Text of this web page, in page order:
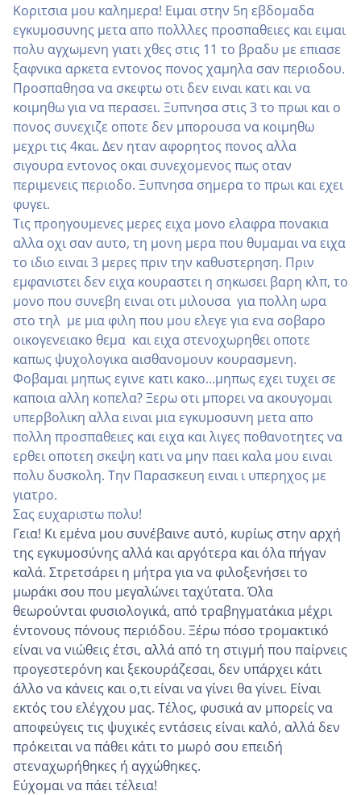
Κοριτσια μου καλημερα! Ειμαι στην 5η εβδομαδα
εγκυμοσυνης μετα απο πολλλες προσπαθειες και ειμαι
πολυ αγχωμενη γιατι χθες στις 11 το βραδυ με επιασε
ξαφνικα αρκετα εντονος πονος χαμηλα σαν περιοδου.
Προσπαθησα να σκεφτω οτι δεν ειναι κατι και να
κοιμηθω για να περασει. Ξυπνησα στις 3 το πρωι και ο
πονος συνεχιζε οποτε δεν μπορουσα να κοιμηθω
μεχρι τις 4και. Δεν ηταν αφορητος πονος αλλα
σιγουρα εντονος οκαι συνεχομενος πως οταν
περιμενεις περιοδο. Ξυπνησα σημερα το πρωι και εχει
φυγει.
Τις προηγουμενες μερες ειχα μονο ελαφρα πονακια
αλλα οχι σαν αυτο, τη μονη μερα που θυμαμαι να ειχα
το ιδιο ειναι 3 μερες πριν την καθυστερηση. Πριν
εμφανιστει δεν ειχα κουραστει η σηκωσει βαρη κλπ, το
μονο που συνεβη ειναι οτι μιλουσα για πολλη ωρα
στο τηλ με μια φιλη που μου ελεγε για ενα σοβαρο
οικογενειακο θεμα και ειχα στενοχωρηθει οποτε
καπως ψυχολογικα αισθανομουν κουρασμενη.
Φοβαμαι μηπως εγινε κατι κακο...μηπως εχει τυχει σε
καποια αλλη κοπελα? Ξερω οτι μπορει να ακουγομαι
υπερβολικη αλλα ειναι μια εγκυμοσυνη μετα απο
πολλη προσπαθειες και ειχα και λιγες ποθανοτητες να
ερθει οποτεη σκεψη κατι να μην παει καλα μου ειναι
πολυ δυσκολη. Την Παρασκευη ειναι ι υπερηχος με
γιατρο.
Σας ευχαριστω πολυ!
Γεια! Κι εμένα μου συνέβαινε αυτό, κυρίως στην αρχή
της εγκυμοσύνης αλλά και αργότερα και όλα πήγαν
καλά. Στρετσάρει η μήτρα για να φιλοξενήσει το
μωράκι σου που μεγαλώνει ταχύτατα. Όλα
θεωρούνται φυσιολογικά, από τραβηγματάκια μέχρι
έντονους πόνους περιόδου. Ξέρω πόσο τρομακτικό
είναι να νιώθεις έτσι, αλλά από τη στιγμή που παίρνεις
προγεστερόνη και ξεκουράζεσαι, δεν υπάρχει κάτι
άλλο να κάνεις και ο,τι είναι να γίνει θα γίνει. Είναι
εκτός του ελέγχου μας. Τέλος, φυσικά αν μπορείς να
αποφεύγεις τις ψυχικές εντάσεις είναι καλό, αλλά δεν
πρόκειται να πάθει κάτι το μωρό σου επειδή
στεναχωρήθηκες ή αγχώθηκες.
Εύχομαι να πάει τέλεια!